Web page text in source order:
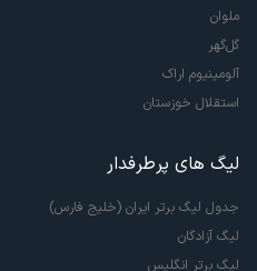
ملوان
گل‌گهر
آلومینیوم اراک
استقلال خوزستان
لیگ های پرطرفدار
جدول لیگ برتر ایران (خلیج فارس)
لیگ آزادگان
لیگ برتر انگلیس